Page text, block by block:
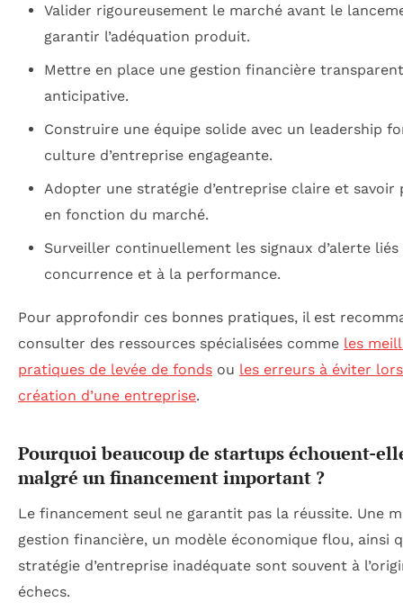
Valider rigoureusement le marché avant le
garantir l’adéquation produit.
Mettre en place une gestion financière
anticipative.
Construire une équipe solide avec un leadership
culture d’entreprise engageante.
Adopter une stratégie d’entreprise claire et savoir
en fonction du marché.
Surveiller continuellement les signaux d’alerte liés
concurrence et à la performance.
Pour approfondir ces bonnes pratiques, il est
consulter des ressources spécialisées comme les
pratiques de levée de fonds ou les erreurs à éviter
création d’une entreprise.
Pourquoi beaucoup de startups échouent-
malgré un financement important ?
Le financement seul ne garantit pas la réussite. Une
gestion financière, un modèle économique flou, ainsi
stratégie d’entreprise inadéquate sont souvent à
échecs.